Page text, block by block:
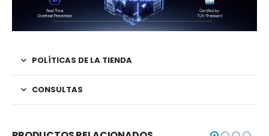
POLÍTICAS DE LA TIENDA
CONSULTAS